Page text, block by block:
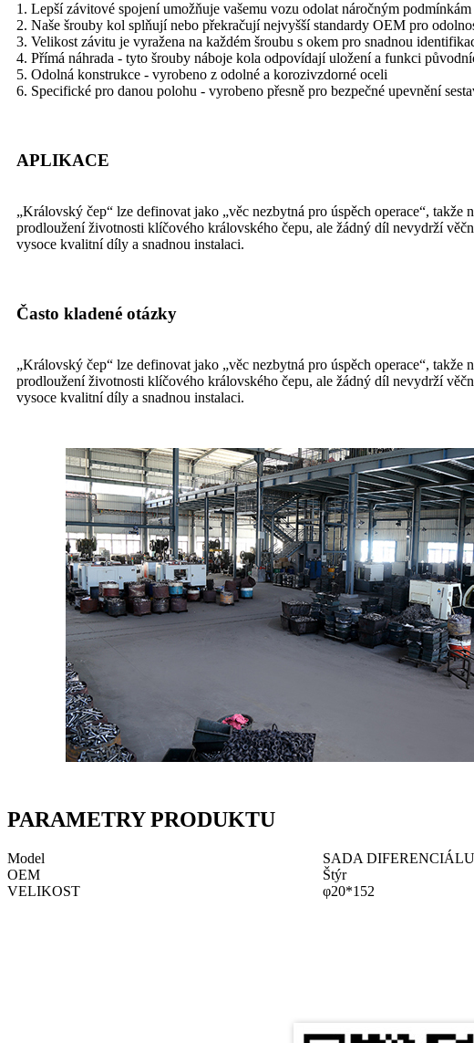
1. Lepší závitové spojení umožňuje vašemu vozu odolat náročným
2. Naše šrouby kol splňují nebo překračují nejvyšší standardy OEM pro
3. Velikost závitu je vyražena na každém šroubu s okem pro snadnou
4. Přímá náhrada - tyto šrouby náboje kola odpovídají uložení a funkci
5. Odolná konstrukce - vyrobeno z odolné a korozivzdorné oceli
6. Specifické pro danou polohu - vyrobeno přesně pro bezpečné upevnění
APLIKACE
„Královský čep“ lze definovat jako „věc nezbytná pro úspěch operace“,
prodloužení životnosti klíčového královského čepu, ale žádný díl nevydrží
vysoce kvalitní díly a snadnou instalaci.
Často kladené otázky
„Královský čep“ lze definovat jako „věc nezbytná pro úspěch operace“,
prodloužení životnosti klíčového královského čepu, ale žádný díl nevydrží
vysoce kvalitní díly a snadnou instalaci.
PARAMETRY PRODUKTU
Model
SADA
OEM
Štýr
VELIKOST
φ20*152